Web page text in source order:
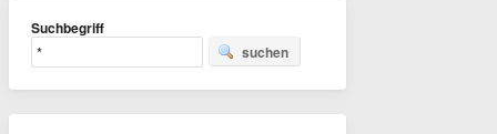
Suchbegriff
suchen